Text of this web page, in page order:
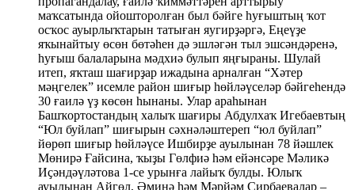
маҡсатында ойошторолған был бәйге һуғыштың ҡот
осҡос ауырлыҡтарын татыған яугирҙәргә, Еңеүҙе
яҡынайтыу өсөн бөтәһен дә эшләгән тыл эшсәндәренә,
һуғыш балаларына мәдхиә булып яңғыраны. Шулай
итеп, яҡташ шағирҙар ижадына арналған “Хәтер
мәңгелек” исемле район шиғыр һөйләүселәр бәйгеһендә
30 ғаилә үҙ көсөн һынаны. Улар араһынан
Башҡортостандың халыҡ шағиры Абдулхаҡ Игебаевтың
“Юл буйлап” шиғырын сәхнәләштереп “юл буйлап”
йөрөп шиғыр һөйләүсе Ишбирҙе ауылынан 78 йәшлек
Мөнирә Ғайсина, ҡыҙы Гөлфиә һәм ейәнсәре Мәликә
Иҫәндәүләтова 1-се урынға лайыҡ булды. Юлыҡ
ауылынан Айгөл, Әминә һәм Мәрйәм Сирбаевалар –